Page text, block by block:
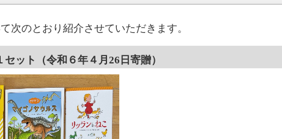
次のとおり紹介させていただきます。
ット（令和６年４月26日寄贈）